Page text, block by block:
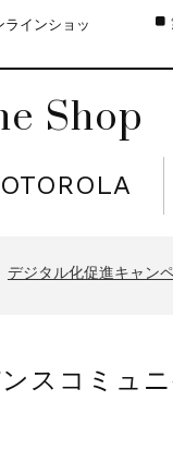
インショッ
Shop
モトローラ無線機本
デジタル化促進キャン
モトローラ無線機本体
スコミュ